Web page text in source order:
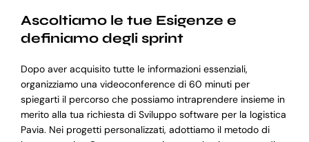
Ascoltiamo le tue Esigenze e
definiamo degli sprint
Dopo aver acquisito tutte le informazioni essenziali,
organizziamo una videoconference di 60 minuti per
spiegarti il percorso che possiamo intraprendere insieme in
merito alla tua richiesta di Sviluppo software per la logistica
Pavia. Nei progetti personalizzati, adottiamo il metodo di